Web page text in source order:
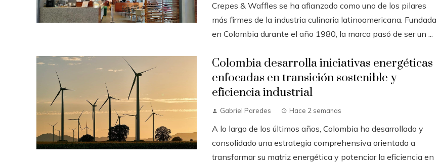
Crepes & Waffles se ha afianzado como uno de los pilares
más firmes de la industria culinaria latinoamericana. Fundada
en Colombia durante el año 1980, la marca pasó de ser un ...
Colombia desarrolla iniciativas energéticas
enfocadas en transición sostenible y
eficiencia industrial
Gabriel Paredes Hace 2 semanas
A lo largo de los últimos años, Colombia ha desarrollado y
consolidado una estrategia comprehensiva orientada a
transformar su matriz energética y potenciar la eficiencia en